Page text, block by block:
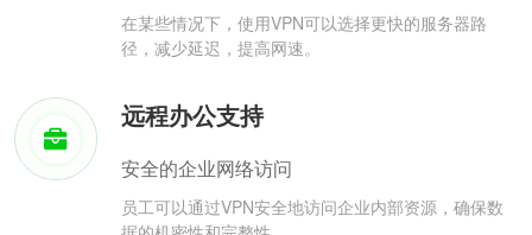
在某些情况下，使用VPN可以选择更快的服务器路
径，减少延迟，提高网速。
远程办公支持
安全的企业网络访问
员工可以通过VPN安全地访问企业内部资源，确保数